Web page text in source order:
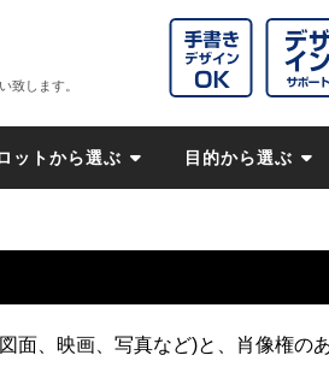
致します。
ットから選ぶ 目的から選ぶ
面、映画、写真など)と、肖像権の